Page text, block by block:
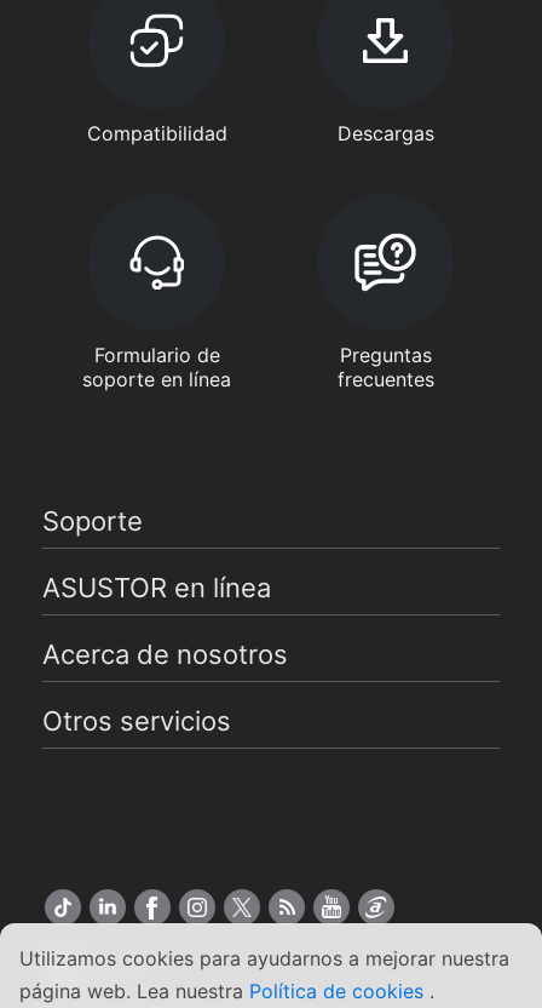
Utilizamos cookies para ayudarnos a mejorar nuestra
página web. Lea nuestra Política de cookies .
Compatibilidad Descargas
Formulario de
soporte en línea
Preguntas
frecuentes
Soporte
ASUSTOR en línea
Acerca de nosotros
Otros servicios
Español